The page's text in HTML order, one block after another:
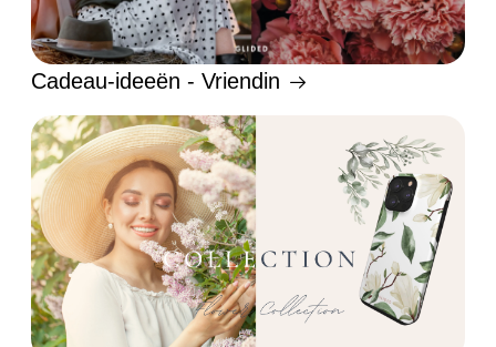
Cadeau-ideeën - Vriendin